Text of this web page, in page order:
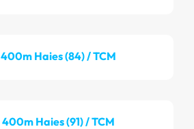
400m Haies (84) / TCM
400m Haies (91) / TCM